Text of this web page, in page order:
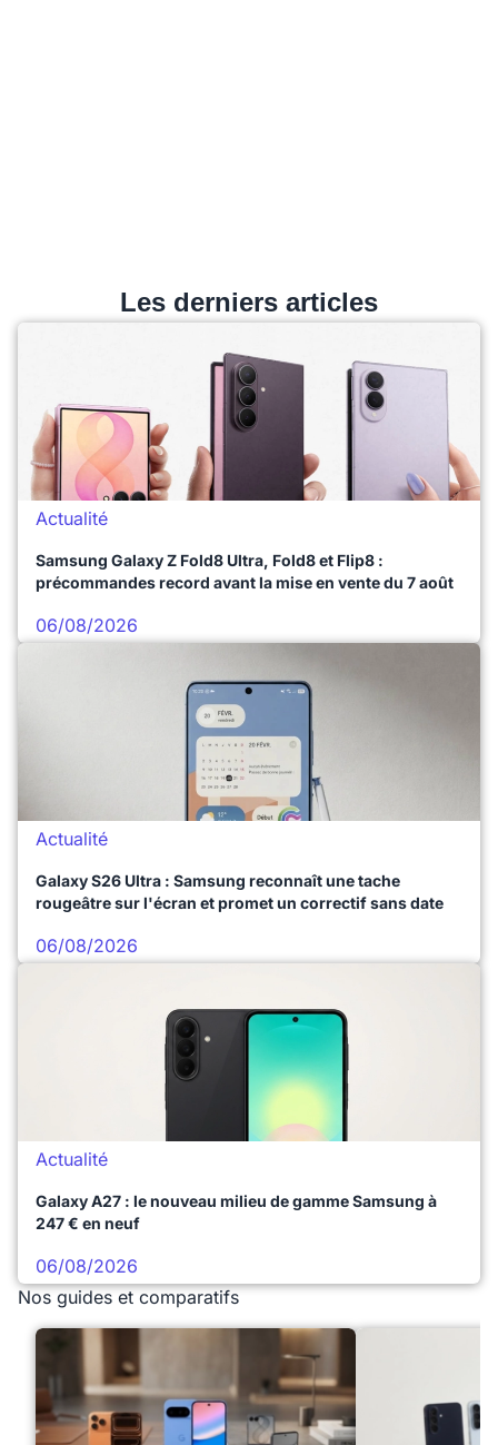
Les derniers articles
Actualité
Samsung Galaxy Z Fold8 Ultra, Fold8 et Flip8 :
précommandes record avant la mise en vente du 7 août
06/08/2026
Actualité
Galaxy S26 Ultra : Samsung reconnaît une tache
rougeâtre sur l'écran et promet un correctif sans date
06/08/2026
Actualité
Galaxy A27 : le nouveau milieu de gamme Samsung à
247 € en neuf
06/08/2026
Nos guides et comparatifs